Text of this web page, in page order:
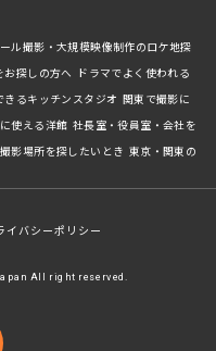
ル撮影・大規模映像制作のロケ地探
お探しの方へ ドラマでよく使われる
きるキッチンスタジオ 関東で撮影に
使える洋館 社長室・役員室・会社を
影場所を探したいとき 東京・関東の
イバシーポリシー
All right reserved.